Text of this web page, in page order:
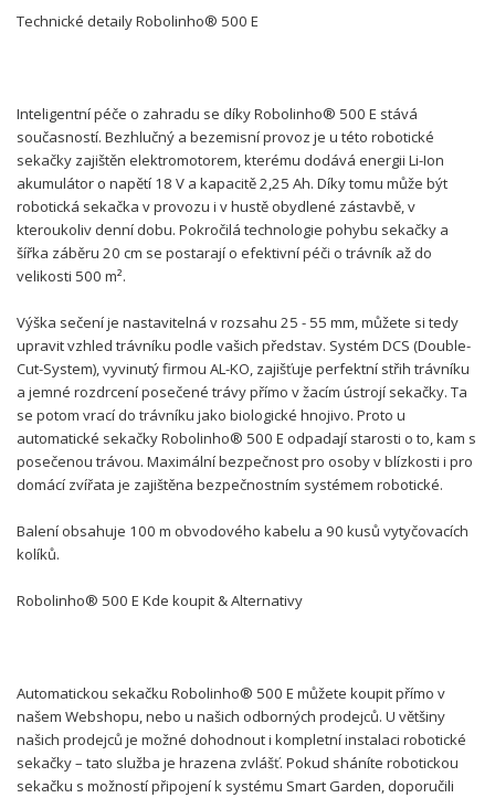
Technické detaily Robolinho® 500 E
Inteligentní péče o zahradu se díky Robolinho® 500 E stává
současností. Bezhlučný a bezemisní provoz je u této robotické
sekačky zajištěn elektromotorem, kterému dodává energii Li-Ion
akumulátor o napětí 18 V a kapacitě 2,25 Ah. Díky tomu může být
robotická sekačka v provozu i v hustě obydlené zástavbě, v
kteroukoliv denní dobu. Pokročilá technologie pohybu sekačky a
šířka záběru 20 cm se postarají o efektivní péči o trávník až do
velikosti 500 m².
Výška sečení je nastavitelná v rozsahu 25 - 55 mm, můžete si tedy
upravit vzhled trávníku podle vašich představ. Systém DCS (Double-
Cut-System), vyvinutý firmou AL-KO, zajišťuje perfektní střih trávníku
a jemné rozdrcení posečené trávy přímo v žacím ústrojí sekačky. Ta
se potom vrací do trávníku jako biologické hnojivo. Proto u
automatické sekačky Robolinho® 500 E odpadají starosti o to, kam s
posečenou trávou. Maximální bezpečnost pro osoby v blízkosti i pro
domácí zvířata je zajištěna bezpečnostním systémem robotické.
Balení obsahuje 100 m obvodového kabelu a 90 kusů vytyčovacích
kolíků.
Robolinho® 500 E Kde koupit & Alternativy
Automatickou sekačku Robolinho® 500 E můžete koupit přímo v
našem Webshopu, nebo u našich odborných prodejců. U většiny
našich prodejců je možné dohodnout i kompletní instalaci robotické
sekačky – tato služba je hrazena zvlášť. Pokud sháníte robotickou
sekačku s možností připojení k systému Smart Garden, doporučili